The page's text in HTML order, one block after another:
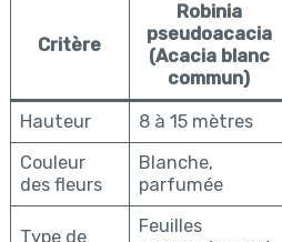
Critère
Robinia
pseudoacacia
(Acacia blanc
commun)
Hauteur 8 à 15 mètres
Couleur
des fleurs
Blanche,
parfumée
Type de
Feuilles